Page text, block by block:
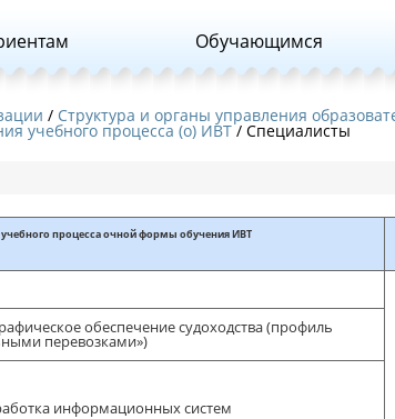
Обучающимся
Структура и органы управления
учебного процесса (о) ИВТ/ Специалисты
процесса очной формы обучения ИВТ
обеспечение судоходства (профиль
перевозками»)
информационных систем